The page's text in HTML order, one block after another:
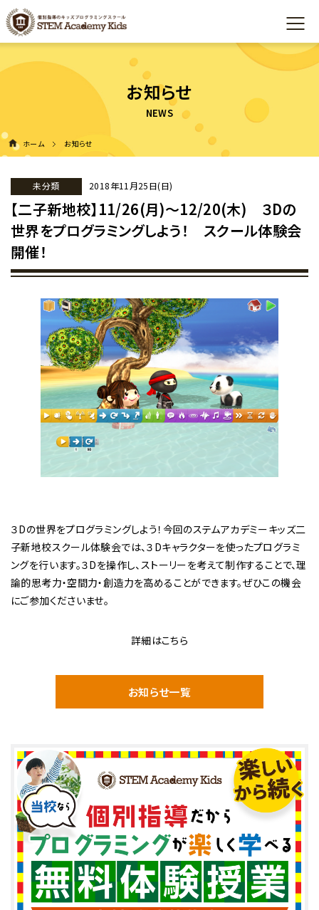
お知らせ
ホーム お知らせ
未分類 2018年11月25日(日)
【二子新地校】11/26(月)～12/20(木) ３Dの
世界をプログラミングしよう！ スクール体験会
開催！
３Dの世界をプログラミングしよう！今回のステムアカデミーキッズ二
子新地校スクール体験会では、３Dキャラクターを使ったプログラミ
ングを行います。３Dを操作し、ストーリーを考えて制作することで、理
論的思考力・空間力・創造力を高めることができます。ぜひこの機会
にご参加くださいませ。
詳細はこちら
お知らせ一覧